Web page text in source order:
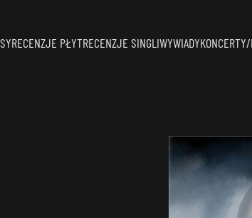
RECENZJE PŁYTRECENZJE SINGLIWYWIADY